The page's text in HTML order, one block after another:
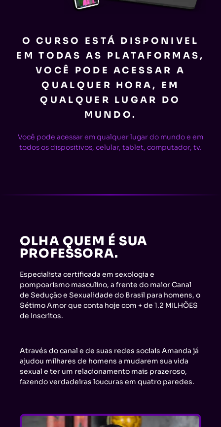
O CURSO ESTÁ DISPONIVEL
EM TODAS AS PLATAFORMAS,
VOCÊ PODE ACESSAR A
QUALQUER HORA, EM
QUALQUER LUGAR DO
MUNDO.
Você pode acessar em qualquer lugar do mundo e em
todos os dispositivos, celular, tablet, computador, tv.
OLHA QUEM É SUA
PROFESSORA.
Especialista certificada em sexologia e
pompoarismo masculino, a frente do maior Canal
de Sedução e Sexualidade do Brasil para homens, o
Sétimo Amor que conta hoje com + de 1.2 MILHÕES
de Inscritos.
Através do canal e de suas redes sociais Amanda já
ajudou milhares de homens a mudarem sua vida
sexual e ter um relacionamento mais prazeroso,
fazendo verdadeiras loucuras em quatro paredes.